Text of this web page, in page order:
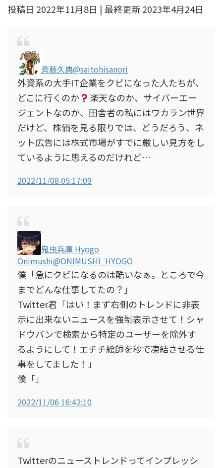
投稿日 2022年11月8日 | 最終更新 2023年4月24日
斉藤久典@saitohisanori
外資系の大手IT企業をクビになった人たちが、
どこに行くのか
楽天なのか、サイバーエー
ジェントなのか、田舎者の私にはワカラン世界
だけど、株価を見る限りでは、どうだろう、ネ
ット広告には株式市場がすでに厳しい見方をし
ているように思えるのだけれど…
2022/11/08 05:17:09
鬼虫兵庫 Hyogo
Onimushi@ONIMUSHI_HYOGO
僕「急にクビになるのは酷いなぁ。ところで今
までどんな仕事してたの？」
Twitter君「はい！まず右側のトレンドに非表
示に出来ないニュースを強制表示させて！シャ
ドウバンで検索から特定のユーザーを除外す
るようにして！エチチ絵師を秒で凍結させる仕
事をしてました！」
僕「」
2022/11/06 16:42:10
Twitterのニューストレンドってインプレッシ